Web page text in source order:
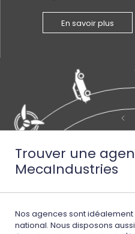
En savoir plus
Trouver une
MecaIndustries
Nos agences sont
national. Nous disposons